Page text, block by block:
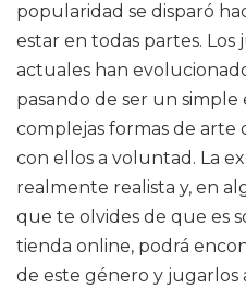
popularidad se disparó
estar en todas partes.
actuales han
pasando de ser un
complejas formas de
con ellos a voluntad. La
realmente realista y, en
que te olvides de que es
tienda online, podrá
de este género y jugarlos